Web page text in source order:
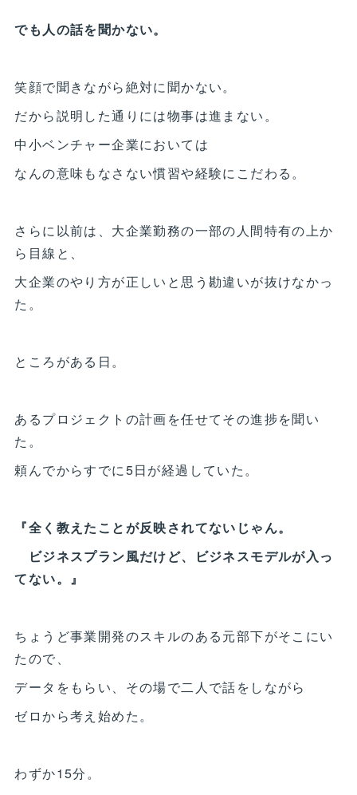
でも人の話を聞かない。
笑顔で聞きながら絶対に聞かない。
だから説明した通りには物事は進まない。
中小ベンチャー企業においては
なんの意味もなさない慣習や経験にこだわる。
さらに以前は、大企業勤務の一部の人間特有の上か
ら目線と、
大企業のやり方が正しいと思う勘違いが抜けなかっ
た。
ところがある日。
あるプロジェクトの計画を任せてその進捗を聞い
た。
頼んでからすでに5日が経過していた。
『全く教えたことが反映されてないじゃん。
ビジネスプラン風だけど、ビジネスモデルが入っ
てない。』
ちょうど事業開発のスキルのある元部下がそこにい
たので、
データをもらい、その場で二人で話をしながら
ゼロから考え始めた。
わずか15分。